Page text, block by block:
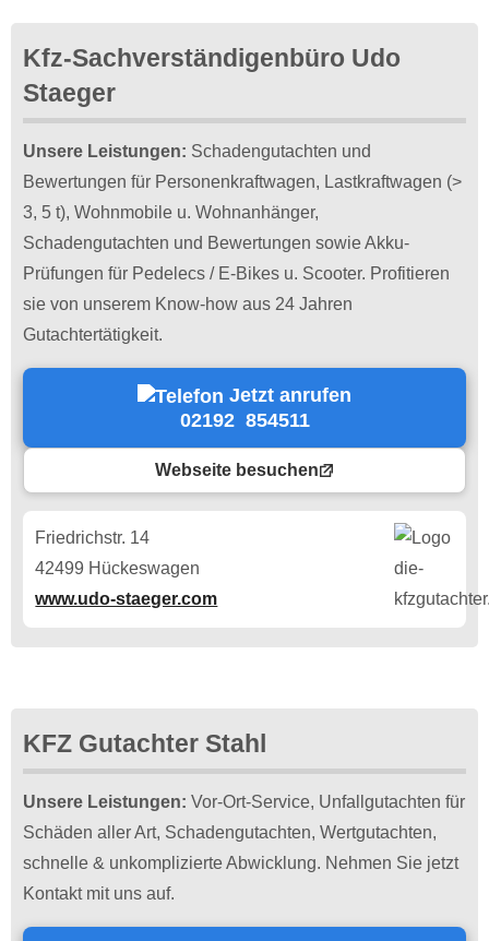
Kfz-Sachverständigenbüro Udo
Staeger
Unsere Leistungen: Schadengutachten und
Bewertungen für Personenkraftwagen, Lastkraftwagen (>
3, 5 t), Wohnmobile u. Wohnanhänger,
Schadengutachten und Bewertungen sowie Akku-
Prüfungen für Pedelecs / E-Bikes u. Scooter. Profitieren
sie von unserem Know-how aus 24 Jahren
Gutachtertätigkeit.
Jetzt anrufen
02192 854511
Webseite besuchen
Friedrichstr. 14
42499 Hückeswagen
www.udo-staeger.com
KFZ Gutachter Stahl
Unsere Leistungen: Vor-Ort-Service, Unfallgutachten für
Schäden aller Art, Schadengutachten, Wertgutachten,
schnelle & unkomplizierte Abwicklung. Nehmen Sie jetzt
Kontakt mit uns auf.